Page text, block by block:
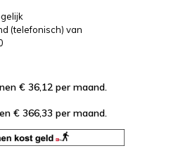
(telefonisch) van
€ 36,12 per maand.
€ 366,33 per maand.